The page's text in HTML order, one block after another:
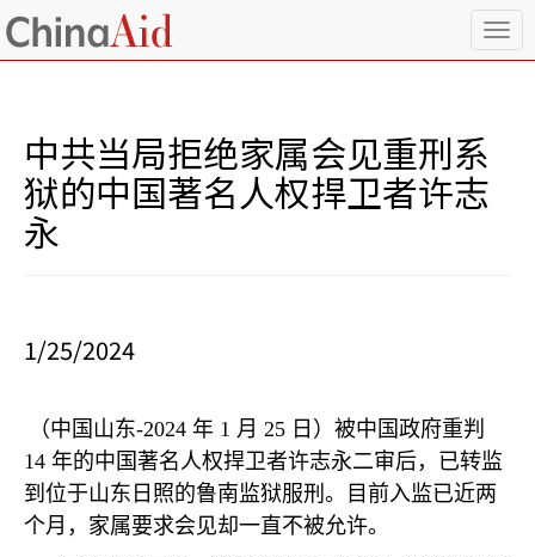
T
o
中共当局拒绝家属会见重刑系
狱的中国著名人权捍卫者许志
永
1/25/2024
（中国山东-2024 年 1 月 25 日）被中国政府重判
14 年的中国著名人权捍卫者许志永二审后，已转监
到位于山东日照的鲁南监狱服刑。目前入监已近两
个月，家属要求会见却一直不被允许。